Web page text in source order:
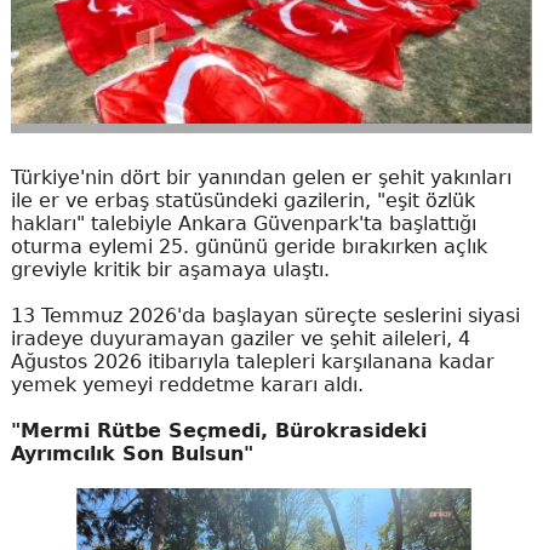
Türkiye'nin dört bir yanından gelen er şehit yakınları
ile er ve erbaş statüsündeki gazilerin, "eşit özlük
hakları" talebiyle Ankara Güvenpark'ta başlattığı
oturma eylemi 25. gününü geride bırakırken açlık
greviyle kritik bir aşamaya ulaştı.
13 Temmuz 2026'da başlayan süreçte seslerini siyasi
iradeye duyuramayan gaziler ve şehit aileleri, 4
Ağustos 2026 itibarıyla talepleri karşılanana kadar
yemek yemeyi reddetme kararı aldı.
"Mermi Rütbe Seçmedi, Bürokrasideki
Ayrımcılık Son Bulsun"